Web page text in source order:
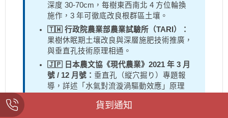
深度 30-70cm，每樹東西南北 4 方位輪換
施作，3 年可徹底改良根群區土壤。
🇹🇼 行政院農業部農業試驗所（TARI）：
果樹休眠期土壤改良與深層施肥技術推廣，
與垂直孔技術原理相通。
🇯🇵 日本農文協《現代農業》2021 年 3 月
號 / 12 月號： 垂直孔（縦穴掘り）專題報
導，詳述「水氣對流漩渦驅動效應」原理
水不良田區命運。貨到通知